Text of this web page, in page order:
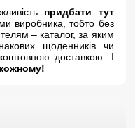
придбати тут
виробника, тобто без
– каталог, за яким
щоденників чи
доставкою. І